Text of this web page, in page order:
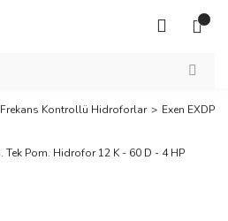
Frekans Kontrollü Hidroforlar Exen EXDP